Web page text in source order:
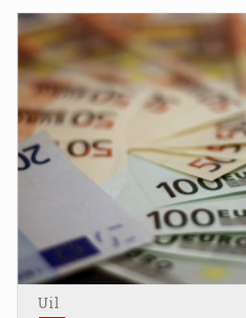
Uil